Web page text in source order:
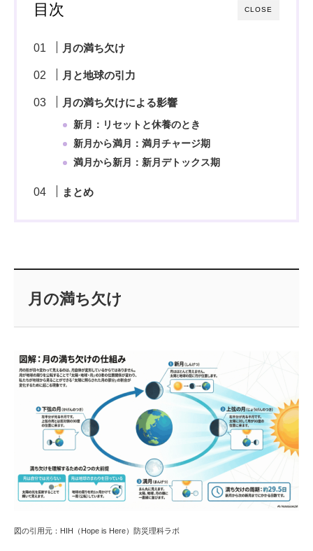
CLOSE
目次
月の満ち欠け
月と地球の引力
月の満ち欠けによる影響
新月：リセットと休養のとき
新月から満月：満月チャージ期
満月から新月：新月デトックス期
まとめ
月の満ち欠け
図の引用元：HIH（Hope is Here）防災理科ラボ